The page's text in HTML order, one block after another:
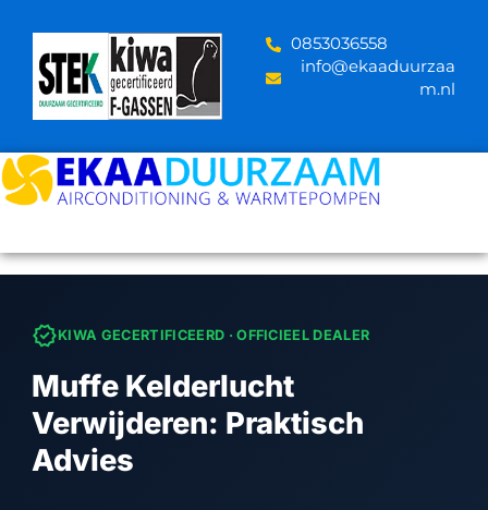
content
‪0853036558
info@ekaaduurzaa
m.nl
verifiedKIWA GECERTIFICEERD · OFFICIEEL DEALER
Muffe Kelderlucht
Verwijderen: Praktisch
Advies